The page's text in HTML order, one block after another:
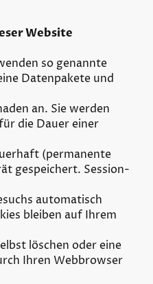
Website
so genannte
Datenpakete und
an. Sie werden
die Dauer einer
(permanente
gespeichert. Session-
automatisch
bleiben auf Ihrem
löschen oder eine
Ihren Webbrowser